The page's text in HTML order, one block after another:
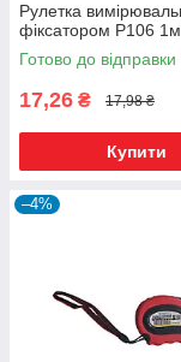
Рулетка
фіксатором Р106 1м
Готово до відправки
17,26 ₴ 17,98 ₴
Купити
–4%